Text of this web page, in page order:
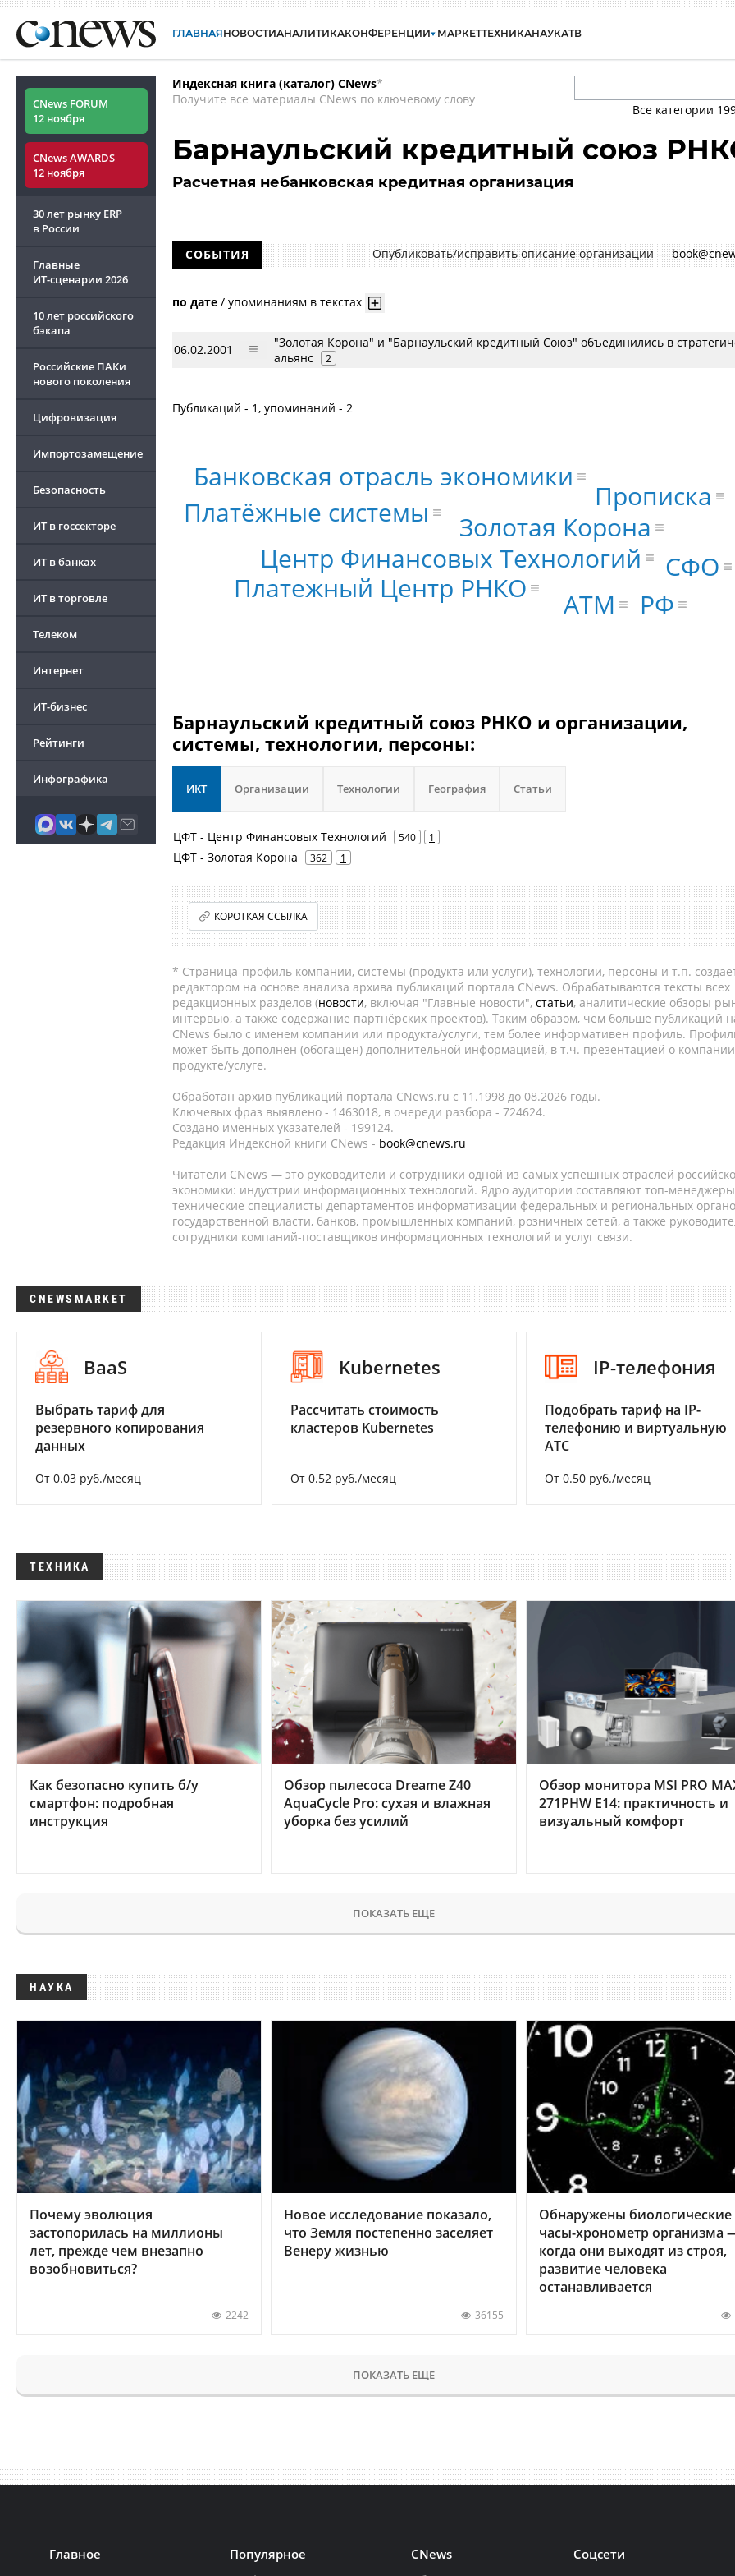
ГЛАВНАЯНОВОСТИАНАЛИТИКАКОНФЕРЕНЦИИ МАРКЕТТЕХНИКАНАУКАТВ
CNews FORUM
12 ноября
CNews AWARDS
12 ноября
30 лет рынку ERP
в России
Главные
ИТ-сценарии 2026
10 лет российского
бэкапа
Российские ПАКи
нового поколения
Цифровизация
Импортозамещение
Безопасность
ИТ в госсекторе
ИТ в банках
ИТ в торговле
Телеком
Интернет
ИТ-бизнес
Рейтинги
Инфографика
Индексная книга (каталог) CNews*
Получите все материалы CNews по ключевому слову
Все категории
Барнаульский кредитный союз
Расчетная небанковская кредитная организация
СОБЫТИЯ Опубликовать/исправить описание организации —
по дате / упоминаниям в текстах
06.02.2001
"Золотая Корона" и "Барнаульский кредитный Союз" объединились в
альянс
2
Публикаций - 1, упоминаний - 2
Центр Финансовых Технологий
Золотая Корона
Платежный Центр РНКО
Платёжные системы
ATM РФ
СФО
Прописка
Банковская отрасль экономики
Барнаульский кредитный союз РНКО и организации,
системы, технологии, персоны:
ИКТ Организации Технологии География Статьи
ЦФТ - Центр Финансовых Технологий 540 1
ЦФТ - Золотая Корона 362 1
КОРОТКАЯ ССЫЛКА
* Страница-профиль компании, системы (продукта или услуги), технологии, персоны и т.п.
редактором на основе анализа архива публикаций портала CNews. Обрабатываются тексты всех
редакционных разделов (новости, включая "Главные новости", статьи, аналитические обзоры
интервью, а также содержание партнёрских проектов). Таким образом, чем больше публикаций
CNews было с именем компании или продукта/услуги, тем более информативен профиль.
может быть дополнен (обогащен) дополнительной информацией, в т.ч. презентацией о
продукте/услуге.
Обработан архив публикаций портала CNews.ru c 11.1998 до 08.2026 годы.
Ключевых фраз выявлено - 1463018, в очереди разбора - 724624.
Создано именных указателей - 199124.
Редакция Индексной книги CNews - book@cnews.ru
Читатели CNews — это руководители и сотрудники одной из самых успешных отраслей
экономики: индустрии информационных технологий. Ядро аудитории составляют топ-
технические специалисты департаментов информатизации федеральных и региональных
государственной власти, банков, промышленных компаний, розничных сетей, а также
сотрудники компаний-поставщиков информационных технологий и услуг связи.
CNEWSMARKET
BaaS
Выбрать тариф для
резервного копирования
данных
От 0.03 руб./месяц
Kubernetes
Рассчитать стоимость
кластеров Kubernetes
От 0.52 руб./месяц
IP-телефония
Подобрать тариф на IP-
телефонию и виртуальную
АТС
От 0.50 руб./месяц
ТЕХНИКА
Как безопасно купить б/у
смартфон: подробная
инструкция
Обзор пылесоса Dreame Z40
AquaCycle Pro: сухая и влажная
уборка без усилий
Обзор монитора MSI PRO
271PHW E14: практичность и
визуальный комфорт
ПОКАЗАТЬ ЕЩЕ
НАУКА
Почему эволюция
застопорилась на миллионы
лет, прежде чем внезапно
возобновиться?
2242
Новое исследование показало,
что Земля постепенно заселяет
Венеру жизнью
36155
Обнаружены биологические
часы-хронометр организма
когда они выходят из строя,
развитие человека
останавливается
ПОКАЗАТЬ ЕЩЕ
Главное Популярное CNews Соцсети